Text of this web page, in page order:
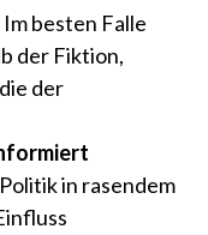
besten Falle
der Fiktion,
der
in rasendem